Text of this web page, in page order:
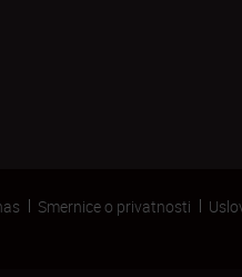
Smernice o privatnosti